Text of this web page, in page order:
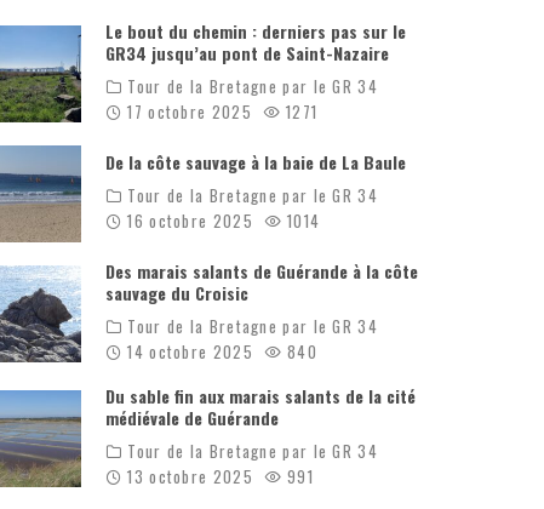
Le bout du chemin : derniers pas sur le
GR34 jusqu’au pont de Saint-Nazaire
Tour de la Bretagne par le GR 34
17 octobre 2025
1271
De la côte sauvage à la baie de La Baule
Tour de la Bretagne par le GR 34
16 octobre 2025
1014
Des marais salants de Guérande à la côte
sauvage du Croisic
Tour de la Bretagne par le GR 34
14 octobre 2025
840
Du sable fin aux marais salants de la cité
médiévale de Guérande
Tour de la Bretagne par le GR 34
13 octobre 2025
991